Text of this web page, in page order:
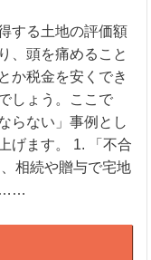
する土地の評価額
、頭を痛めること
か税金を安くでき
しょう。ここで
らない」事例とし
げます。 1. 「不合
相続や贈与で宅地
……